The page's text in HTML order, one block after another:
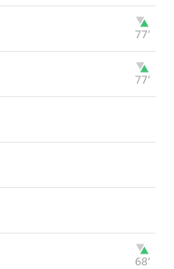
77‎’‎
77‎’‎
68‎’‎